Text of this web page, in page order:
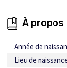
À propos
Année de
Lieu de naissance